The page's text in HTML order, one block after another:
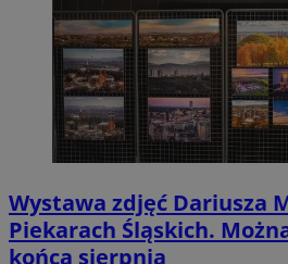
Wystawa zdjęć Dariusza
Piekarach Śląskich.
końca sierpnia